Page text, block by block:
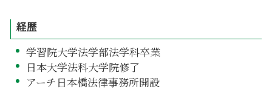
経歴
学習院大学法学部法学科卒業
日本大学法科大学院修了
アーチ日本橋法律事務所開設